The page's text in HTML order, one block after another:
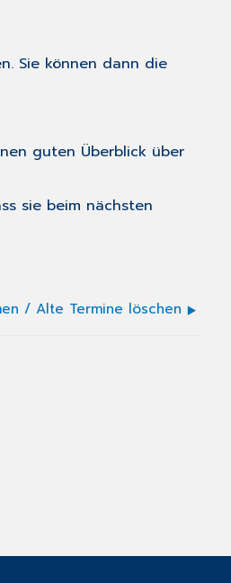
Sie können dann die
guten Überblick über
sie beim nächsten
/ Alte Termine löschen